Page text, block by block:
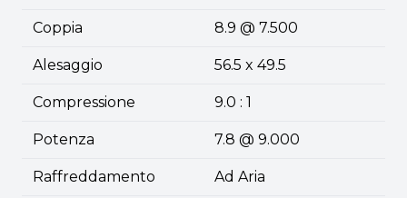
Coppia 8.9 @ 7.500
Alesaggio 56.5 x 49.5
Compressione 9.0 : 1
Potenza 7.8 @ 9.000
Raffreddamento Ad Aria